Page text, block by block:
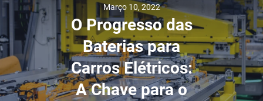
Março 10, 2022
O Progresso das
Baterias para
Carros Elétricos:
A Chave para o